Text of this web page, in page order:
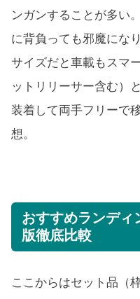
ンガンすることが多い
に背負っても邪魔にな
サイズだと車載もスマ
ットリリーサー含む）
装着して両手フリーで
想。
おすすめランディ
版徹底比較
ここからはセット品（